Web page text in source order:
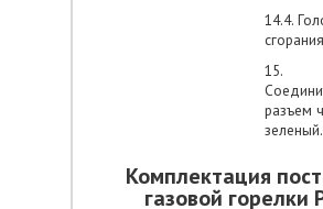
14.4.
15.
разъем
зеленый.
Комплектация
газовой горелки